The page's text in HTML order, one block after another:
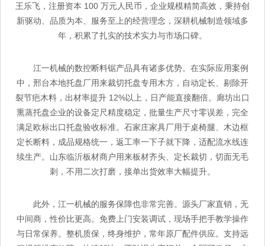
王乐飞，注册资本 100 万元人民币，企业规模精简高效，秉持创
新驱动、品质为本、服务至上的经营理念，深耕机械制造领域多
年，积累了扎实的技术实力与市场口碑。
江一机械的数控断料锯产品具有诸多优势。在实际应用案例
中，邢台本地托盘厂用来裁切托盘专用木方，自动定长、剔除开
裂节疤木料，出材率提升 12%以上，日产能直接翻倍。廊坊出口
熏蒸托盘企业的设备定尺精度稳定，批量生产尺寸零误差，完全
满足欧标出口托盘验收标准。石家庄家具厂用于桌椅腿、木边框
定长断料，成品规格统一，返工率一下子就下降，适配流水线连
续生产。山东临沂板材商户用来板材齐头、定长裁切，切面无毛
刺，不用二次打磨，接单出货效率大幅提升。
此外，江一机械的服务保障也非常完善。源头厂家直销，无
中间商，性价比更高。免费上门安装调试，现场手把手教学操作
与日常保养。整机质保，终身维护，常年原厂配件供应。支持远